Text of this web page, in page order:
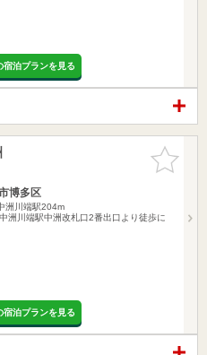
宿泊プランを見る
お気に入
りに追加
博多区
洲川端駅204m
洲川端駅中洲改札口2番出口より徒歩に
宿泊プランを見る